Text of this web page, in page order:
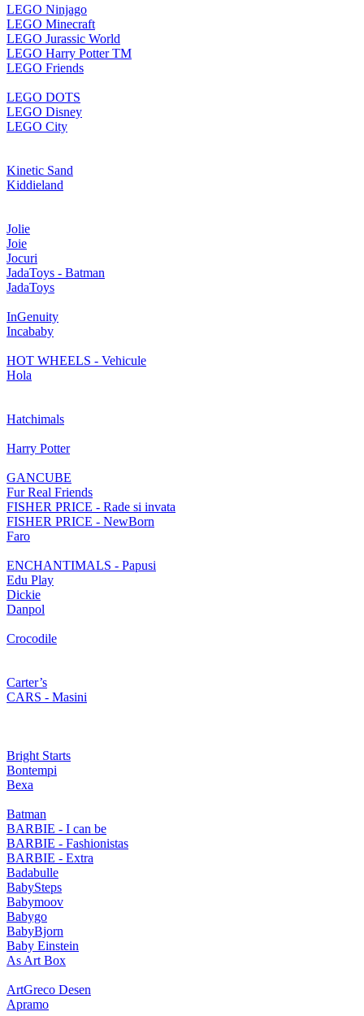
LEGO Ninjago
LEGO Minecraft
LEGO Jurassic World
LEGO Harry Potter TM
LEGO Friends
LEGO DOTS
LEGO Disney
LEGO City
Kinetic Sand
Kiddieland
Jolie
Joie
Jocuri
JadaToys - Batman
JadaToys
InGenuity
Incababy
HOT WHEELS - Vehicule
Hola
Hatchimals
Harry Potter
GANCUBE
Fur Real Friends
FISHER PRICE - Rade si invata
FISHER PRICE - NewBorn
Faro
ENCHANTIMALS - Papusi
Edu Play
Dickie
Danpol
Crocodile
Carter’s
CARS - Masini
Bright Starts
Bontempi
Bexa
Batman
BARBIE - I can be
BARBIE - Fashionistas
BARBIE - Extra
Badabulle
BabySteps
Babymoov
Babygo
BabyBjorn
Baby Einstein
As Art Box
ArtGreco Desen
Apramo